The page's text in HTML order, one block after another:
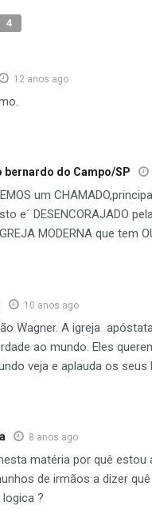
4
12 anos ago
bernardo do Campo/SP
um
e´ DESENCORAJADO
MODERNA que tem
10 anos ago
Wagner. A igreja
ao mundo. Eles
veja e aplauda os seus
8 anos ago
matéria por quê
de irmãos a dizer
?